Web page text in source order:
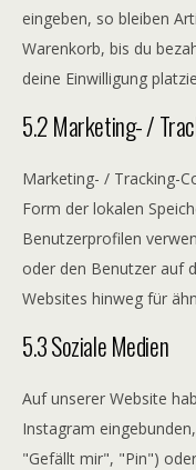
eingeben, so bleiben
Warenkorb, bis du
deine Einwilligung
5.2 Marketing- /
Marketing- / Tracking-
Form der lokalen
Benutzerprofilen
oder den Benutzer auf
Websites hinweg für
5.3 Soziale Medien
Auf unserer Website
Instagram
"Gefällt mir", "Pin")